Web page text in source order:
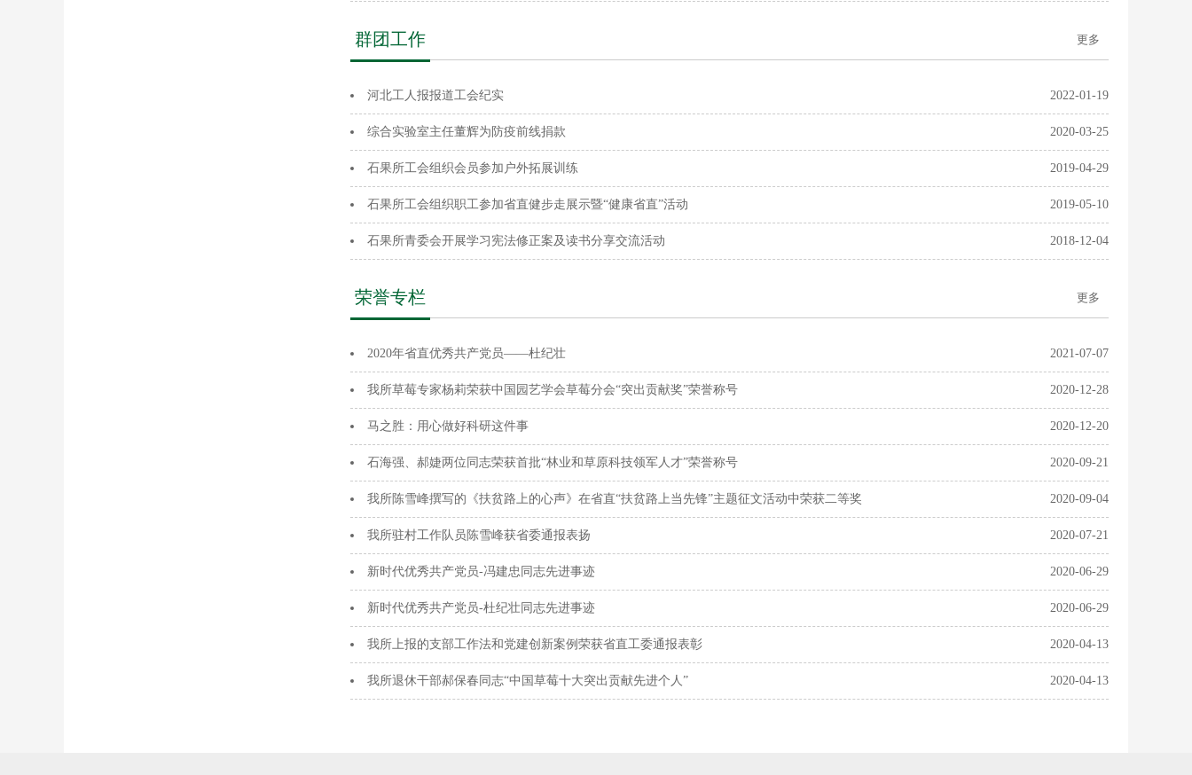
群团工作 更多
河北工人报报道工会纪实 2022-01-19
综合实验室主任董辉为防疫前线捐款 2020-03-25
石果所工会组织会员参加户外拓展训练 2019-04-29
石果所工会组织职工参加省直健步走展示暨“健康省直”活动 2019-05-10
石果所青委会开展学习宪法修正案及读书分享交流活动 2018-12-04
荣誉专栏 更多
2020年省直优秀共产党员——杜纪壮 2021-07-07
我所草莓专家杨莉荣获中国园艺学会草莓分会“突出贡献奖”荣誉称号 2020-12-28
马之胜：用心做好科研这件事 2020-12-20
石海强、郝婕两位同志荣获首批“林业和草原科技领军人才”荣誉称号 2020-09-21
我所陈雪峰撰写的《扶贫路上的心声》在省直“扶贫路上当先锋”主题征文活动中荣获二等奖 2020-09-04
我所驻村工作队员陈雪峰获省委通报表扬 2020-07-21
新时代优秀共产党员-冯建忠同志先进事迹 2020-06-29
新时代优秀共产党员-杜纪壮同志先进事迹 2020-06-29
我所上报的支部工作法和党建创新案例荣获省直工委通报表彰 2020-04-13
我所退休干部郝保春同志“中国草莓十大突出贡献先进个人” 2020-04-13